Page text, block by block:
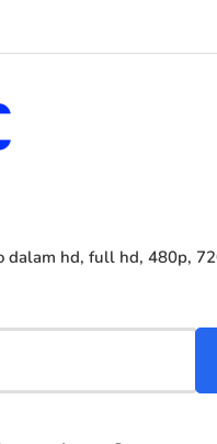
hd, full hd, 480p,